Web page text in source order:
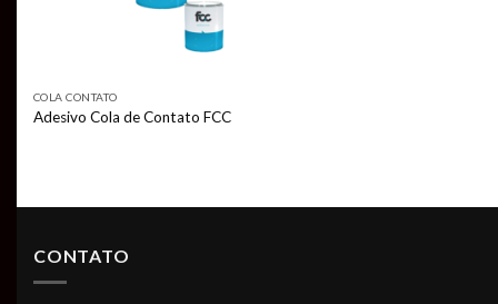
COLA CONTATO
Adesivo Cola de Contato FCC
CONTATO